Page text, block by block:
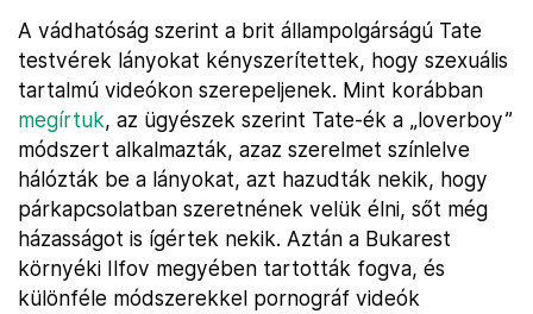
A vádhatóság szerint a brit állampolgárságú Tate
testvérek lányokat kényszerítettek, hogy szexuális
tartalmú videókon szerepeljenek. Mint korábban
megírtuk, az ügyészek szerint Tate-ék a „loverboy”
módszert alkalmazták, azaz szerelmet színlelve
hálózták be a lányokat, azt hazudták nekik, hogy
párkapcsolatban szeretnének velük élni, sőt még
házasságot is ígértek nekik. Aztán a Bukarest
környéki Ilfov megyében tartották fogva, és
különféle módszerekkel pornográf videók